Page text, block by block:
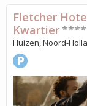
Fletcher
Kwartier ****
Huizen, Noord-